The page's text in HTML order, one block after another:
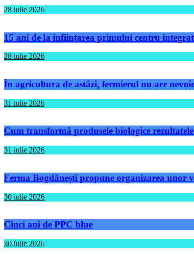
28 iulie 2026
15 ani de la înființarea primului centru
28 iulie 2026
În agricultura de astăzi, fermierul nu are
31 iulie 2026
Cum transformă produsele biologice
31 iulie 2026
Ferma Bogdănești propune organizarea unor
30 iulie 2026
Cinci ani de PPC blue
30 iulie 2026